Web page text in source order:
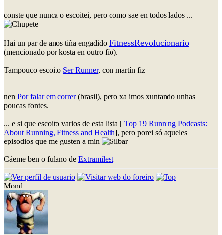
conste que nunca o escoitei, pero como sae en todos lados ...
Hai un par de anos tiña engadido FitnessRevolucionario
(mencionado por kosta en outro fío).
Tampouco escoito Ser Runner, con martín fiz
nen Por falar em correr(brasil), pero xa imos xuntando unhas
poucas fontes.
... e si que escoito varios de esta lista [ Top 19 Running Podcasts:
About Running, Fitness and Health], pero porei só aqueles
episodios que me gusten a min
Cáeme ben o fulano de Extramilest
Mond